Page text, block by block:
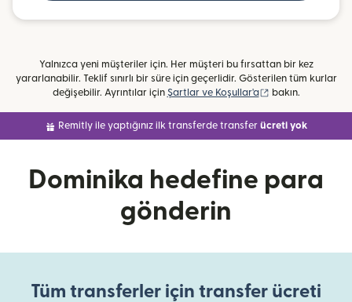
Yalnızca yeni müşteriler için. Her müşteri bu fırsattan bir kez
yararlanabilir. Teklif sınırlı bir süre için geçerlidir. Gösterilen tüm kurlar
değişebilir. Ayrıntılar için Şartlar ve Koşullar'a (yeni pencerede
bakın.
Remitly ile yaptığınız ilk transferde transfer ücreti yok
Dominika hedefine para
gönderin
Tüm transferler için transfer ücreti